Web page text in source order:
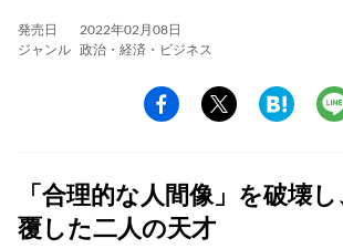
発売日
2022年02月08日
ジャンル
政治・経済・ビジネス
「合理的な人間像」を破壊
覆した二人の天才